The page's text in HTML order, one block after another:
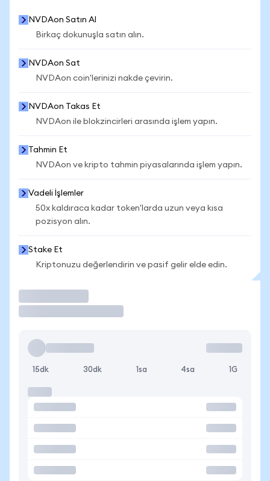
NVDAon Satın Al
Birkaç dokunuşla satın alın.
NVDAon Sat
NVDAon coin'lerinizi nakde çevirin.
NVDAon Takas Et
NVDAon ile blokzincirleri arasında işlem yapın.
Tahmin Et
NVDAon ve kripto tahmin piyasalarında işlem yapın.
Vadeli İşlemler
50x kaldıraca kadar token'larda uzun veya kısa
pozisyon alın.
Stake Et
Kriptonuzu değerlendirin ve pasif gelir elde edin.
15dk 30dk 1sa 4sa 1G